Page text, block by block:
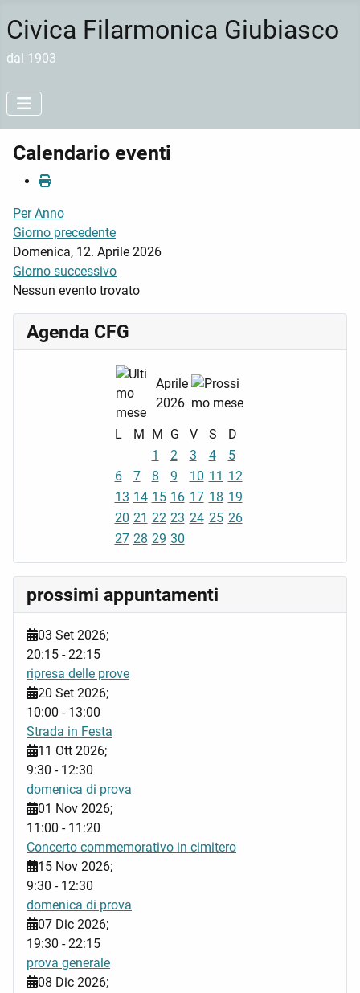
Civica Filarmonica Giubiasco
dal 1903
Calendario eventi
Per Anno
Giorno precedente
Domenica, 12. Aprile 2026
Giorno successivo
Nessun evento trovato
Agenda CFG
Aprile
2026
L M M G V S
D
1
2 3 4
5
6
7 8 9 10 11 12
13 14 15 16 17 18 19
20 21 22 23 24 25 26
27 28 29 30
prossimi appuntamenti
03 Set 2026;
20:15 -22:15
ripresa delle prove
20 Set 2026;
10:00 - 13:00
Strada in Festa
11 Ott 2026;
9:30 - 12:30
domenica di prova
01 Nov 2026;
11:00 - 11:20
Concerto commemorativo in cimitero
15 Nov 2026;
9:30 - 12:30
domenica di prova
07 Dic 2026;
19:30 -22:15
prova generale
08 Dic 2026;